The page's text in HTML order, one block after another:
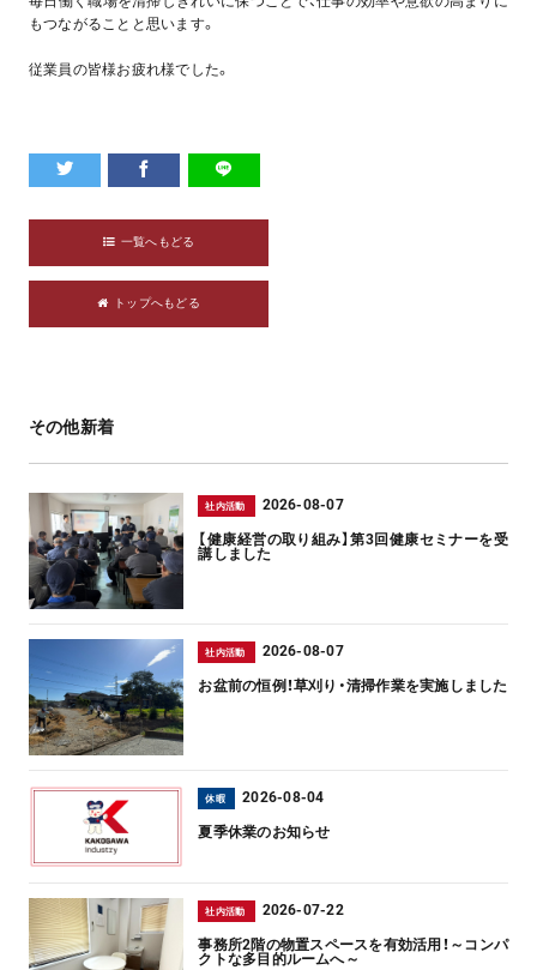
もつながることと思います。
従業員の皆様お疲れ様でした。
一覧へもどる
トップへもどる
その他新着
社内活動 2026-08-07
【健康経営の取り組み】第3回健康セミナーを受
講しました
社内活動 2026-08-07
お盆前の恒例！草刈り・清掃作業を実施しました
休暇 2026-08-04
夏季休業のお知らせ
社内活動 2026-07-22
事務所2階の物置スペースを有効活用！～コンパ
クトな多目的ルームへ～